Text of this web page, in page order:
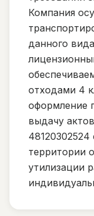
Компания
данного
отходами 4
оформление
выдачу
48120302524
территории
утилизации